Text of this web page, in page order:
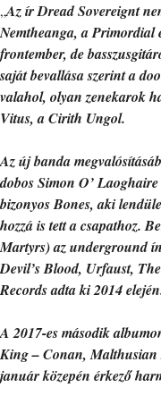
„Az ír Dread Sovereignt
Nemtheanga, a Primordial
frontember, de
saját bevallása szerint a
valahol, olyan zenekarok
Vitus, a Cirith Ungol.
Az új banda
dobos Simon O’
bizonyos Bones, aki
hozzá is tett a csapathoz.
Martyrs) az underground
Devil’s Blood, Urfaust,
Records adta ki 2014
A 2017-es második
King – Conan, Malthusian
január közepén érkező